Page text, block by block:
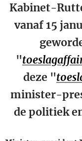
Kabinet-
vanaf 15
"
deze "
minister-
de politiek